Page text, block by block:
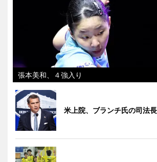
張本美和、４強入り
米上院、ブランチ氏の司法